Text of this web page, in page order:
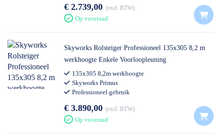
€ 2.739,00 excl. BTW
Op voorraad
Skyworks Rolsteiger Professioneel 135x305 8,2 m
werkhoogte Enkele Voorloopleuning
135x305 8,2m werkhoogte
Skyworks Primus
Professioneel gebruik
€ 3.890,00 excl. BTW
Op voorraad